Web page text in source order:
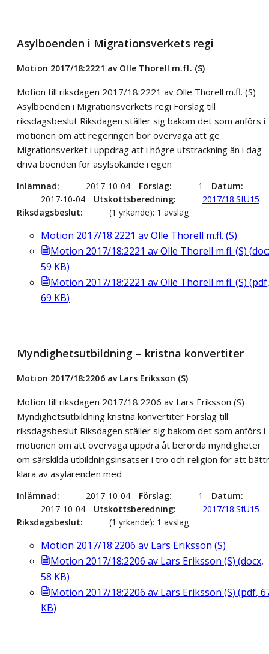
Asylboenden i Migrationsverkets regi
Motion 2017/18:2221 av Olle Thorell m.fl. (S)
Motion till riksdagen 2017/18:2221 av Olle Thorell m.fl. (S)
Asylboenden i Migrationsverkets regi Förslag till
riksdagsbeslut Riksdagen ställer sig bakom det som anförs i
motionen om att regeringen bör överväga att ge
Migrationsverket i uppdrag att i högre utsträckning än i dag
driva boenden för asylsökande i egen
Inlämnad 2017-10-04 Förslag 1
Datum
2017-10-04
Utskottsberedning
2017/18:SfU15
Riksdagsbeslut
(1 yrkande): 1 avslag
Motion 2017/18:2221 av Olle Thorell m.fl. (S)
Motion 2017/18:2221 av Olle Thorell m.fl. (S) (
59 KB)
Motion 2017/18:2221 av Olle Thorell m.fl. (S) (pdf,
69 KB)
Myndighetsutbildning – kristna konvertiter
Motion 2017/18:2206 av Lars Eriksson (S)
Motion till riksdagen 2017/18:2206 av Lars Eriksson (S)
Myndighetsutbildning kristna konvertiter Förslag till
riksdagsbeslut Riksdagen ställer sig bakom det som anförs i
motionen om att överväga uppdra åt berörda myndigheter
om särskilda utbildningsinsatser i tro och religion för att
klara av asylärenden med
Inlämnad 2017-10-04 Förslag 1
Datum
2017-10-04
Utskottsberedning
2017/18:SfU15
Riksdagsbeslut
(1 yrkande): 1 avslag
Motion 2017/18:2206 av Lars Eriksson (S)
Motion 2017/18:2206 av Lars Eriksson (S) (docx,
58 KB)
Motion 2017/18:2206 av Lars Eriksson (S) (pdf,
KB)